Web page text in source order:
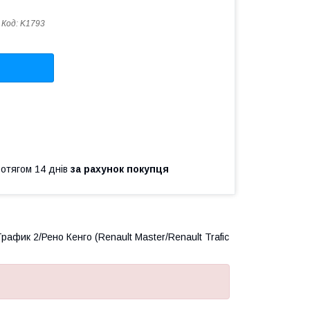
Код: K1793
14 днів за рахунок покупця
2/Рено Кенго (Renault Master/Renault Trafic